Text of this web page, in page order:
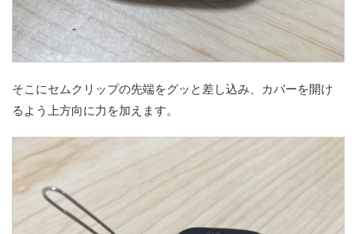
そこにセムクリップの先端をグッと差し込み、カバーを開け
るよう上方向に力を加えます。